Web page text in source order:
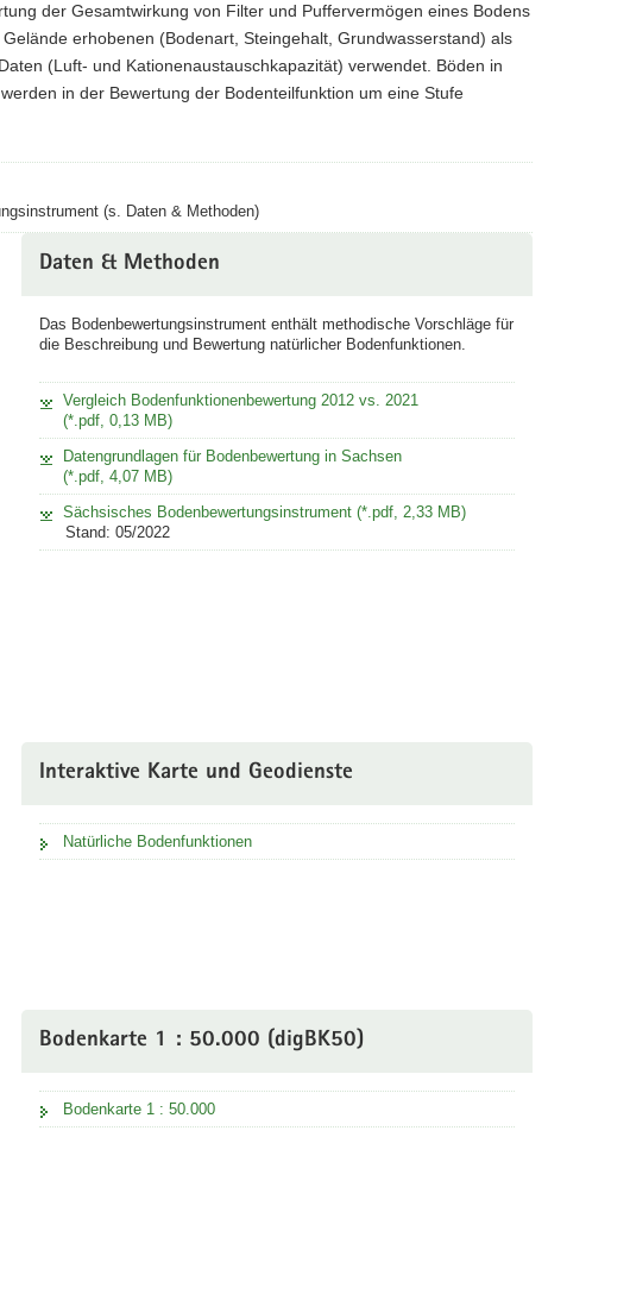
der Gesamtwirkung von Filter und Puffervermögen eines Bodens
erhobenen (Bodenart, Steingehalt, Grundwasserstand) als
(Luft- und Kationenaustauschkapazität) verwendet. Böden in
in der Bewertung der Bodenteilfunktion um eine Stufe
(s. Daten & Methoden)
Daten & Methoden
Das Bodenbewertungsinstrument enthält methodische Vorschläge für
die Beschreibung und Bewertung natürlicher Bodenfunktionen.
Vergleich Bodenfunktionenbewertung 2012 vs. 2021
(*.pdf, 0,13 MB)
Datengrundlagen für Bodenbewertung in Sachsen
(*.pdf, 4,07 MB)
Sächsisches Bodenbewertungsinstrument (*.pdf, 2,33 MB)
Stand: 05/2022
Interaktive Karte und Geodienste
Natürliche Bodenfunktionen
Bodenkarte 1 : 50.000 (digBK50)
Bodenkarte 1 : 50.000